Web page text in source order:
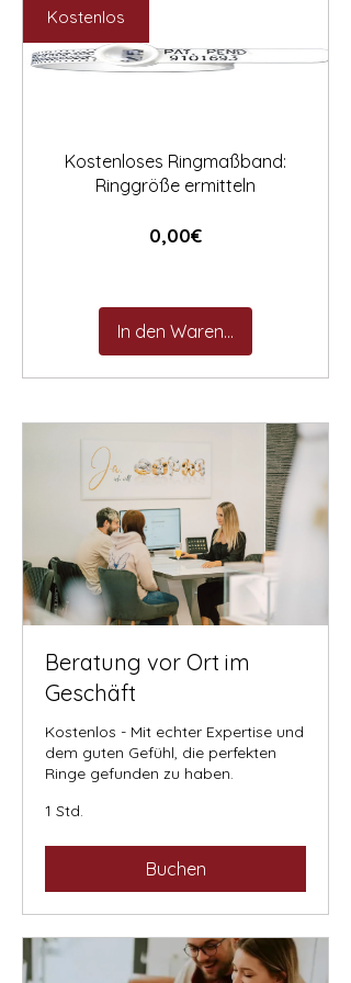
Kostenlos
Kostenloses Ringmaßband:
Ringgröße ermitteln
0,00€Preis
In den Warenkorb
Beratung vor Ort im
Geschäft
Kostenlos - Mit echter Expertise und
dem guten Gefühl, die perfekten
Ringe gefunden zu haben.
1 Std.
Buchen